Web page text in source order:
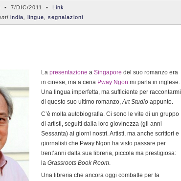
• 7/DIC/2011 • Link
india lingue segnalazioni
La presentazione a Singapore del suo romanzo era
in cinese, ma a cena Pway Ngon mi parla in inglese.
Una lingua imperfetta, ma sufficiente per raccontarmi
di questo suo ultimo romanzo,Art Studio appunto.
C’è molta autobiografia. Ci sono le vite di un gruppo
di artisti, seguiti dalla loro giovinezza (gli anni
Sessanta) ai giorni nostri. Artisti, ma anche scrittori e
giornalisti che Pway Ngon ha visto passare per
trent’anni dalla sua libreria, piccola ma prestigiosa:
la Grassroots Book Room.
Una libreria che ancora oggi combatte per la